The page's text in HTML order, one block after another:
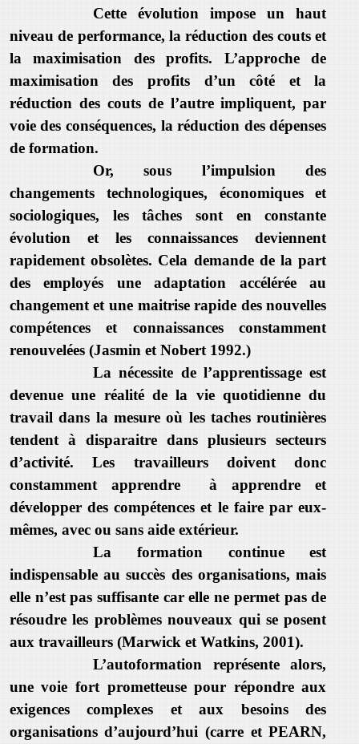
Cette évolution impose un haut
niveau de performance, la réduction des couts et
la maximisation des profits. L’approche de
maximisation des profits d’un côté et la
réduction des couts de l’autre impliquent, par
voie des conséquences, la réduction des dépenses
de formation.
Or, sous l’impulsion des
changements technologiques, économiques et
sociologiques, les tâches sont en constante
évolution et les connaissances deviennent
rapidement obsolètes. Cela demande de la part
des employés une adaptation accélérée au
changement et une maitrise rapide des nouvelles
compétences et connaissances constamment
renouvelées (Jasmin et Nobert 1992.)
La nécessite de l’apprentissage est
devenue une réalité de la vie quotidienne du
travail dans la mesure où les taches routinières
tendent à disparaitre dans plusieurs secteurs
d’activité. Les travailleurs doivent donc
constamment apprendre à apprendre et
développer des compétences et le faire par eux-
mêmes, avec ou sans aide extérieur.
La formation continue est
indispensable au succès des organisations, mais
elle n’est pas suffisante car elle ne permet pas de
résoudre les problèmes nouveaux qui se posent
aux travailleurs (Marwick et Watkins, 2001).
L’autoformation représente alors,
une voie fort prometteuse pour répondre aux
exigences complexes et aux besoins des
organisations d’aujourd’hui (carre et PEARN,